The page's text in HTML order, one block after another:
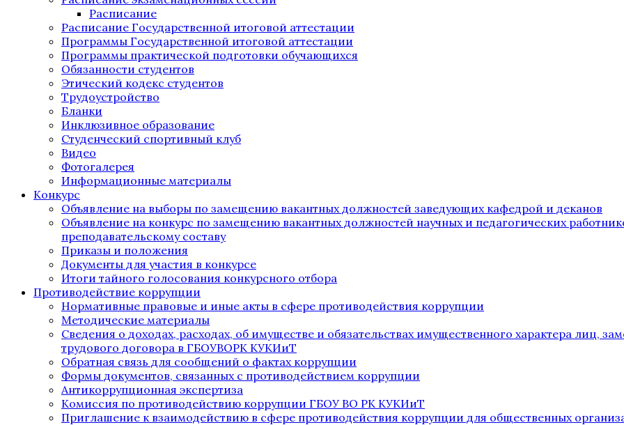
Расписание
Расписание Государственной итоговой аттестации
Программы Государственной итоговой аттестации
Программы практической подготовки обучающихся
Обязанности студентов
Этический кодекс студентов
Трудоустройство
Бланки
Инклюзивное образование
Студенческий спортивный клуб
Видео
Фотогалерея
Информационные материалы
Конкурс
Объявление на выборы по замещению вакантных должностей заведующих кафедрой и деканов
Объявление на конкурс по замещению вакантных должностей научных и педагогических
преподавательскому составу
Приказы и положения
Документы для участия в конкурсе
Итоги тайного голосования конкурсного отбора
Противодействие коррупции
Нормативные правовые и иные акты в сфере противодействия коррупции
Методические материалы
Сведения о доходах, расходах, об имуществе и обязательствах имущественного характера лиц,
трудового договора в ГБОУВОРК КУКИиТ
Обратная связь для сообщений о фактах коррупции
Формы документов, связанных с противодействием коррупции
Антикоррупционная экспертиза
Комиссия по противодействию коррупции ГБОУ ВО РК КУКИиТ
Приглашение к взаимодействию в сфере противодействия коррупции для общественных